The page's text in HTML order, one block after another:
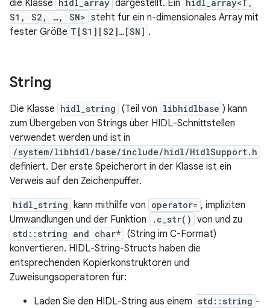
die Klasse hidl_array dargestellt. Ein hidl_array<T,
S1, S2, …, SN> steht für ein n-dimensionales Array mit
fester Größe T[S1][S2]…[SN] .
String
Die Klasse hidl_string (Teil von libhidlbase ) kann
zum Übergeben von Strings über HIDL-Schnittstellen
verwendet werden und ist in
/system/libhidl/base/include/hidl/HidlSupport.h
definiert. Der erste Speicherort in der Klasse ist ein
Verweis auf den Zeichenpuffer.
hidl_string kann mithilfe von operator= , impliziten
Umwandlungen und der Funktion
.c_str() von und zu
std::string and char* (String im C-Format)
konvertieren. HIDL-String-Structs haben die
entsprechenden Kopierkonstruktoren und
Zuweisungsoperatoren für:
Laden Sie den HIDL-String aus einem std::string -